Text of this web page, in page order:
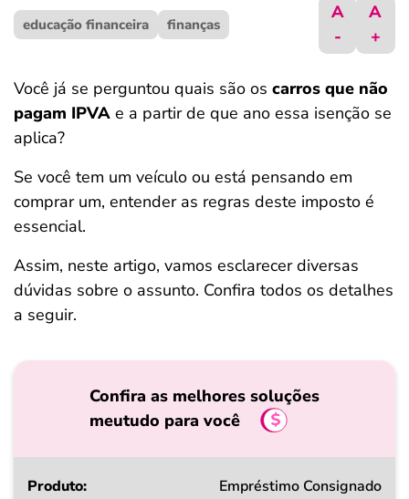
ferramentas
educação financeira finanças
A
-
A
+
Você já se perguntou quais são os carros que não
pagam IPVA e a partir de que ano essa isenção se
aplica?
Se você tem um veículo ou está pensando em
comprar um, entender as regras deste imposto é
essencial.
Assim, neste artigo, vamos esclarecer diversas
dúvidas sobre o assunto. Confira todos os detalhes
a seguir.
Confira as melhores soluções
meutudo para você
Produto
Empréstimo Consignado